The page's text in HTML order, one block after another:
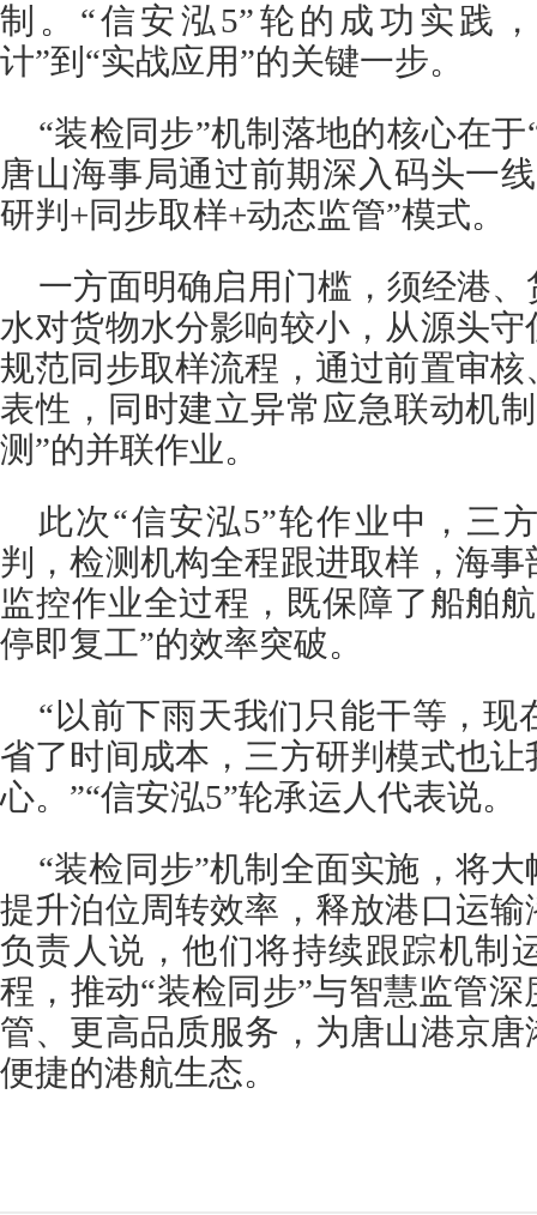
制。“信安泓5”轮的成功实践
计”到“实战应用”的关键一步。
“装检同步”机制落地的核心在
唐山海事局通过前期深入码头一
研判+同步取样+动态监管”模式。
一方面明确启用门槛，须经港
水对货物水分影响较小，从源头
规范同步取样流程，通过前置审
表性，同时建立异常应急联动机
测”的并联作业。
此次“信安泓5”轮作业中，三
判，检测机构全程跟进取样，海
监控作业全过程，既保障了船舶
停即复工”的效率突破。
“以前下雨天我们只能干等，现
省了时间成本，三方研判模式也
心。”“信安泓5”轮承运人代表说。
“装检同步”机制全面实施，将
提升泊位周转效率，释放港口运
负责人说，他们将持续跟踪机制
程，推动“装检同步”与智慧监管
管、更高品质服务，为唐山港京
便捷的港航生态。